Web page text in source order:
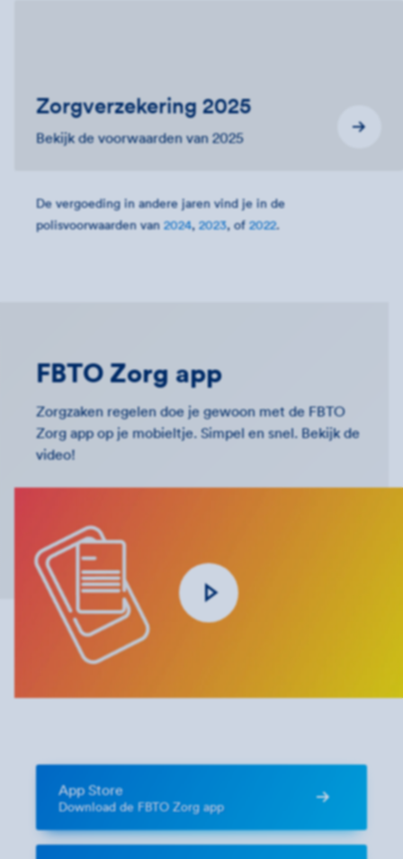
Zorgverzekering 2025
Bekijk de voorwaarden van 2025
De vergoeding in andere jaren vind je in de
polisvoorwaarden van2024,2023, of2022.
FBTO Zorg app
Zorgzaken regelen doe je gewoon met de FBTO
Zorg app op je mobieltje. Simpel en snel. Bekijk de
video!
App Store
Download de FBTO Zorg app